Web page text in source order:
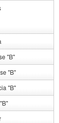
"B"
"B"
"B"